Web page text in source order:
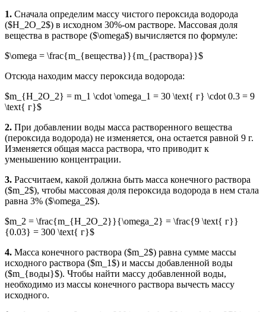
1. Сначала определим массу чистого пероксида водорода
($H_2O_2$) в исходном 30%-ом растворе. Массовая доля
вещества в растворе ($\omega$) вычисляется по формуле:
$\omega = \frac{m_{вещества}}{m_{раствора}}$
Отсюда находим массу пероксида водорода:
$m_{H_2O_2} = m_1 \cdot \omega_1 = 30 \text{ г} \cdot 0.3 = 9
\text{ г}$
2. При добавлении воды масса растворенного вещества
(пероксида водорода) не изменяется, она остается равной 9 г.
Изменяется общая масса раствора, что приводит к
уменьшению концентрации.
3. Рассчитаем, какой должна быть масса конечного раствора
($m_2$), чтобы массовая доля пероксида водорода в нем стала
равна 3% ($\omega_2$).
$m_2 = \frac{m_{H_2O_2}}{\omega_2} = \frac{9 \text{ г}}
{0.03} = 300 \text{ г}$
4. Масса конечного раствора ($m_2$) равна сумме массы
исходного раствора ($m_1$) и массы добавленной воды
($m_{воды}$). Чтобы найти массу добавленной воды,
необходимо из массы конечного раствора вычесть массу
исходного.